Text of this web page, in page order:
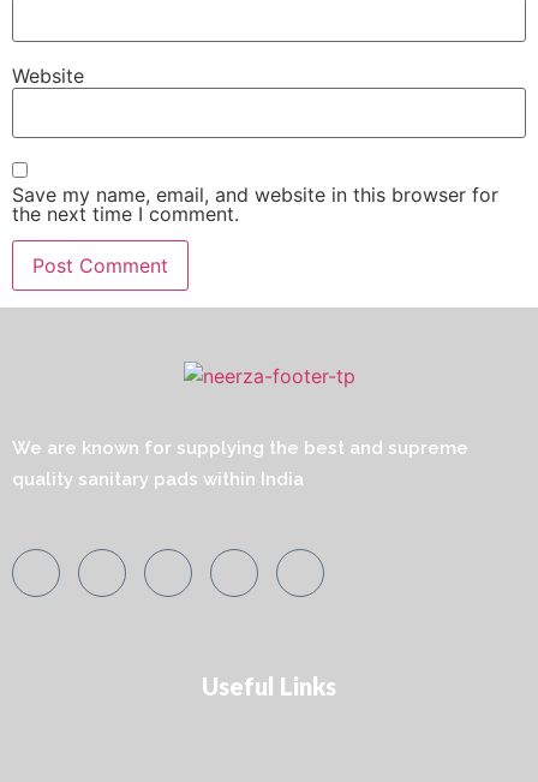
Website
Save my name, email, and website in this browser for
the next time I comment.
We are known for supplying the best and supreme
quality sanitary pads within India
Useful Links